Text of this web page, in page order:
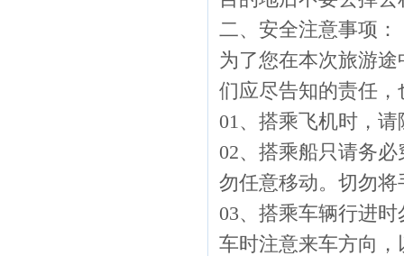
二、安全注意事项：
为了您在本次旅游
们应尽告知的责任
01、搭乘飞机时，
02、搭乘船只请务
勿任意移动。切勿
03、搭乘车辆行进
车时注意来车方向